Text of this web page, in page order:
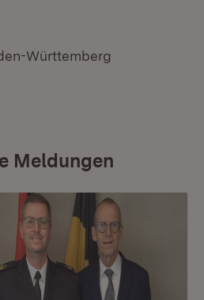
Württemberg
Meldungen